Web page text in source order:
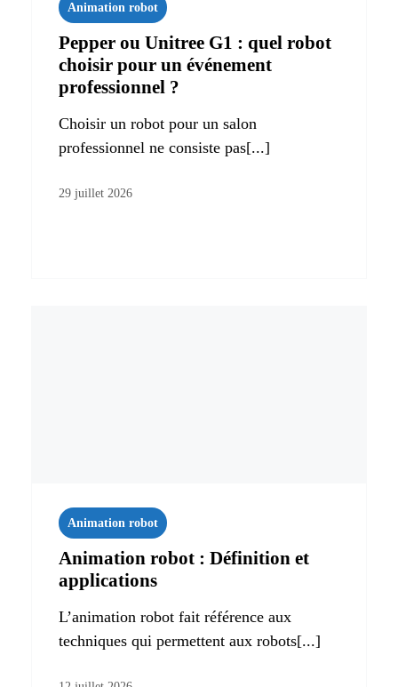
Animation robot
Pepper ou Unitree G1 : quel robot
choisir pour un événement
professionnel ?
Choisir un robot pour un salon
professionnel ne consiste pas[...]
29 juillet 2026
Animation robot
Animation robot : Définition et
applications
L’animation robot fait référence aux
techniques qui permettent aux robots[...]